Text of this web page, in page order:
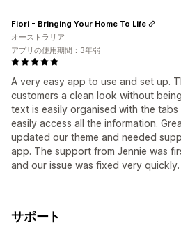
A very easy app to use and set up.
customers a clean look without
text is easily organised with the
easily access all the information.
updated our theme and needed
app. The support from Jennie was
and our issue was fixed very quickly.
Fiori - Bringing Your Home To Life
オーストラリア
アプリの使用期間：3年弱
サポート